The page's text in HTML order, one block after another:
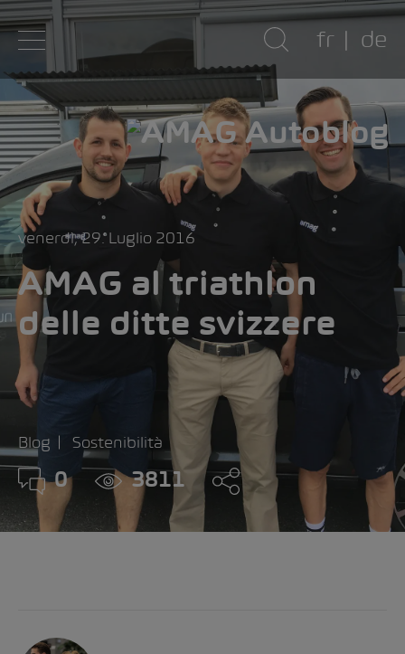
fr de
venerdì, 29. Luglio 2016
AMAG al triathlon
delle ditte svizzere
Blog Sostenibilità
0 3811